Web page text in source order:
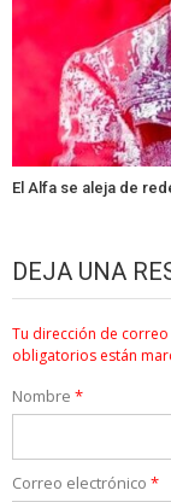
El Alfa se aleja de
DEJA UNA
Tu dirección de
obligatorios están
Nombre *
Correo electrónico *